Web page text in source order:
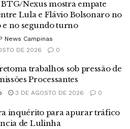
BTG/Nexus mostra empate
Lula e Flávio Bolsonaro no
no segundo turno
News Campinas
DE 2026
0
trabalhos sob pressão de
Processantes
3 DE AGOSTO DE 2026 0
inquérito para apurar tráfico
de Lulinha